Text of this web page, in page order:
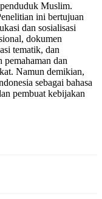
Muslim.
ini bertujuan
dan sosialisasi
dokumen
tematik, dan
dan
Namun demikian,
sebagai bahasa
pembuat kebijakan